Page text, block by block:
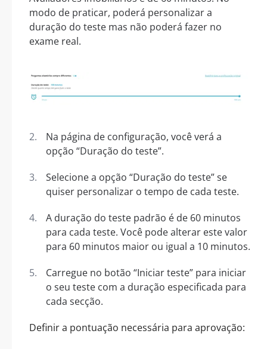
modo de praticar, poderá personalizar a
duração do teste mas não poderá fazer no
exame real.
Na página de configuração, você verá a
opção “Duração do teste”.
Selecione a opção “Duração do teste” se
quiser personalizar o tempo de cada teste.
A duração do teste padrão é de 60 minutos
para cada teste. Você pode alterar este valor
para 60 minutos maior ou igual a 10 minutos.
Carregue no botão “Iniciar teste” para iniciar
o seu teste com a duração especificada para
cada secção.
Definir a pontuação necessária para aprovação: